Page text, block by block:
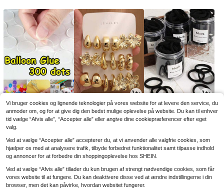
2.88€ 4 .20€ 2.98€
Vi bruger cookies og lignende teknologier på vores website for at levere den service, du
anmoder om, og for at give dig den bedst mulige oplevelse på website. Du kan til enhver
tid vælge “Afvis alle”, “Accepter alle” eller angive dine cookiepræferencer efter eget
valg.
Ved at vælge “Accepter alle” accepterer du, at vi anvender alle valgfrie cookies, som
hjælper os med at analysere trafik, tilbyde forbedret funktionalitet samt tilpasse indhold
og annoncer for at forbedre din shoppingoplevelse hos SHEIN.
Ved at vælge “Afvis alle” tillader du kun brugen af strengt nødvendige cookies, som får
vores website til at fungere. Du kan deaktivere disse ved at ændre indstillingerne i din
browser, men det kan påvirke, hvordan websitet fungerer.